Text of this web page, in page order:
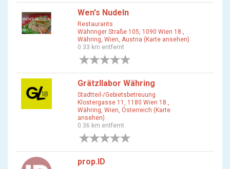
Wen's Nudeln
Restaurants
Währinger Straße 105, 1090 Wien 18.,
Währing, Wien, Austria (Karte ansehen)
0.33 km entfernt
Grätzllabor Währing
Stadtteil-/Gebietsbetreuung
Klostergasse 11, 1180 Wien 18.,
Währing, Wien, Österreich (Karte
ansehen)
0.36 km entfernt
prop.ID